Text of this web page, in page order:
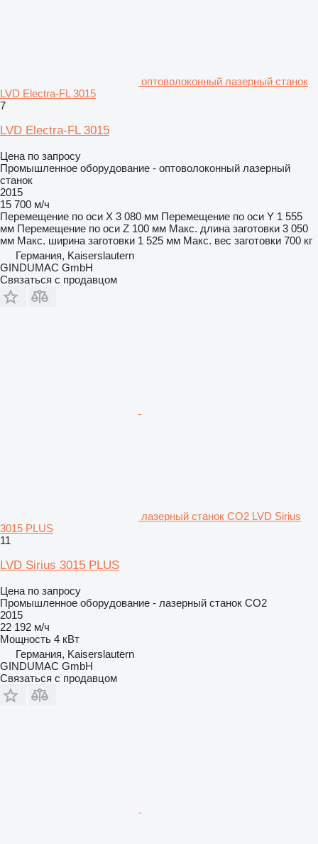
оптоволоконный лазерный станок
LVD Electra-FL 3015
7
LVD Electra-FL 3015
Цена по запросу
Промышленное оборудование - оптоволоконный лазерный
станок
2015
15 700 м/ч
Перемещение по оси X 3 080 мм Перемещение по оси Y 1 555
мм Перемещение по оси Z 100 мм Макс. длина заготовки 3 050
мм Макс. ширина заготовки 1 525 мм Макс. вес заготовки 700 кг
Германия, Kaiserslautern
GINDUMAC GmbH
Связаться с продавцом
лазерный станок CO2 LVD Sirius
3015 PLUS
11
LVD Sirius 3015 PLUS
Цена по запросу
Промышленное оборудование - лазерный станок CO2
2015
22 192 м/ч
Мощность 4 кВт
Германия, Kaiserslautern
GINDUMAC GmbH
Связаться с продавцом